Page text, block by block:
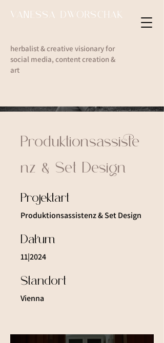
VANESSA DWORSCHAK
herbalist & creative visionary for
social media, content creation &
art
Produktionsassiste
nz & Set Design
Projektart
Produktionsassistenz & Set Design
Datum
11|2024
Standort
Vienna